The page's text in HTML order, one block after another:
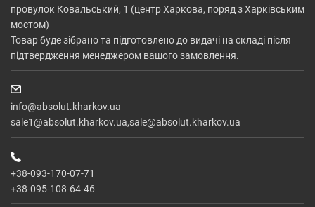
провулок Ковальський, 1 (центр Харкова, поряд з Харківським
мостом)
Товар буде зібрано та підготовлено до видачі на складі після
підтвердження менеджером вашого замовлення.
info@absolut.kharkov.ua
sale1@absolut.kharkov.ua,sale@absolut.kharkov.ua
+38-093-170-07-71
+38-095-108-64-46